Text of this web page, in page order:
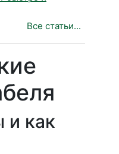
Все статьи...
и как